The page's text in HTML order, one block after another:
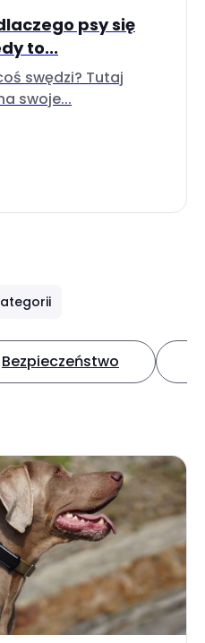
psy się
to...
swędzi? Tutaj
swoje...
Bezpieczeństwo